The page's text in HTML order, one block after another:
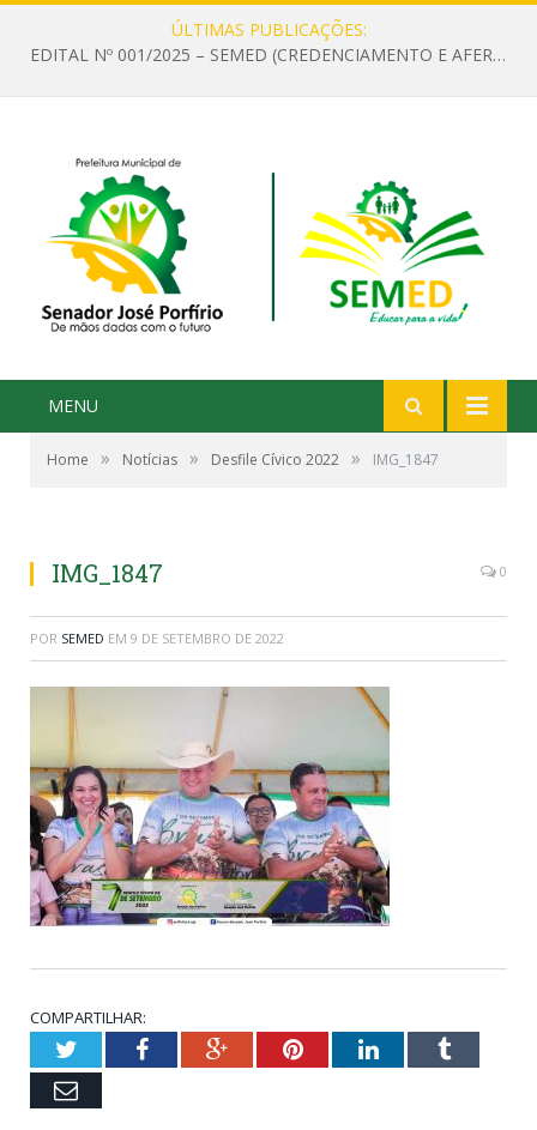
ÚLTIMAS PUBLICAÇÕES:
EDITAL Nº 001/2025 – SEMED (CREDENCIAMENTO E AFERIÇÃO DE CRITÉRIOS TÉCNICOS DE MÉRITO E DESEMPENHO PARA PROVIMENTO DO CARGO OU FUNÇÃO DE GESTOR ESCOLAR DAS UNIDADES DE ENSINO DA REDE MUNICIPAL DE SENADOR JO)
MENU
Home » Notícias » Desfile Cívico 2022 » IMG_1847
IMG_1847 0
POR SEMED EM 9 DE SETEMBRO DE 2022
COMPARTILHAR:
TwitterFacebookGoogle+PinterestLinkedInTumblr
Email